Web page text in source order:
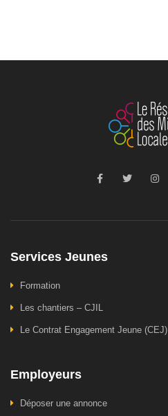
Services Jeunes
Formation
Les chantiers – CJIL
Le Contrat Engagement Jeune (CEJ)
Employeurs
Déposer une annonce